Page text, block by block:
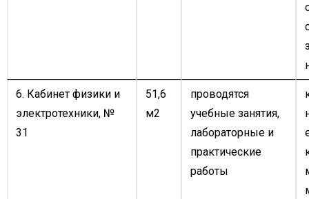
6. Кабинет физики и
электротехники, №
31
51,6
м2
проводятся
учебные занятия,
лабораторные и
практические
работы